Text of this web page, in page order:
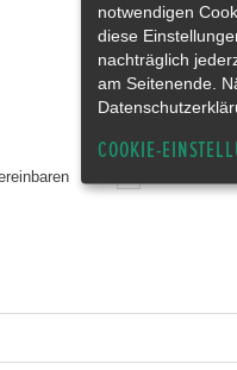
notwendigen
diese
nachträglich
am Seitenende.
COOKIE-